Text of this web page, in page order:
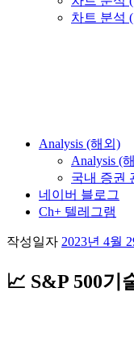
차트 분석
Analysis (해외)
Analysis (
국내 증권
네이버 블로그
Ch+ 텔레그램
작성일자 2023년 4월
📈 S&P 500기